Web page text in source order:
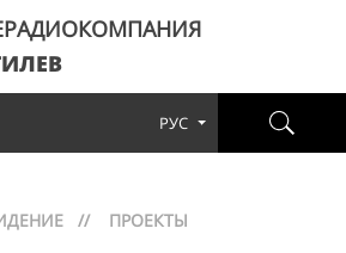
РУС
// ПРОЕКТЫ